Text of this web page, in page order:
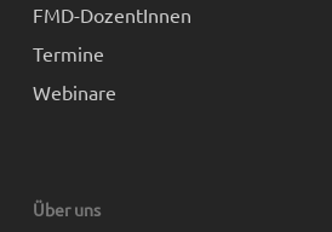
FMD-DozentInnen
Termine
Webinare
Über uns